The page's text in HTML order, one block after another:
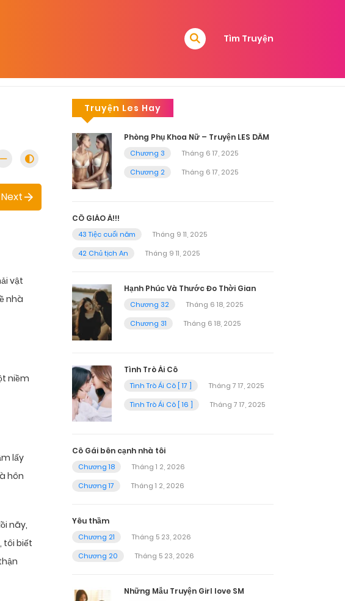
Tìm Truyện
Next
vật
nhà
niềm
lấy
hôn
nãy,
tôi biết
Truyện Les Hay
Phòng Phụ Khoa Nữ – Truyện LES DÂM
Chương 3
Tháng 6 17, 2025
Chương 2
Tháng 6 17, 2025
CÔ GIÁO À!!!
43 Tiệc cuối năm
Tháng 9 11, 2025
42 Chủ tịch An
Tháng 9 11, 2025
Hạnh Phúc Và Thước Đo Thời Gian
Chương 32
Tháng 6 18, 2025
Chương 31
Tháng 6 18, 2025
Tình Trò Ái Cô
Tình Trò Ái Cô [ 17 ]
Tháng 7 17, 2025
Tình Trò Ái Cô [ 16 ]
Tháng 7 17, 2025
Cô Gái bên cạnh nhà tôi
Chương 18
Tháng 1 2, 2026
Chương 17
Tháng 1 2, 2026
Yêu thầm
Chương 21
Tháng 5 23, 2026
Chương 20
Tháng 5 23, 2026
Những Mẫu Truyện Girl love SM